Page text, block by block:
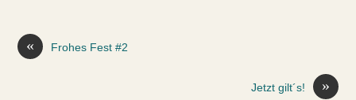
« Frohes Fest #2
»
Jetzt gilt´s!